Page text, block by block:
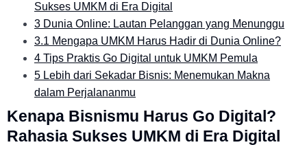
Sukses UMKM di Era Digital
3 Dunia Online: Lautan Pelanggan yang Menunggu
3.1 Mengapa UMKM Harus Hadir di Dunia Online?
4 Tips Praktis Go Digital untuk UMKM Pemula
5 Lebih dari Sekadar Bisnis: Menemukan Makna
dalam Perjalananmu
Kenapa Bisnismu Harus Go Digital?
Rahasia Sukses UMKM di Era Digital